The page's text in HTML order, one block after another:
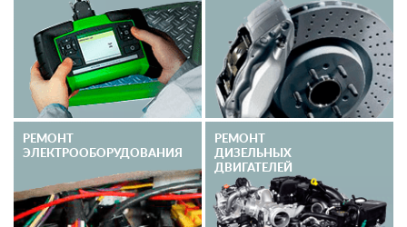
РЕМОНТ
ЭЛЕКТРО­ОБОРУДОВАНИЯ
РЕМОНТ
ДИЗЕЛЬНЫХ
ДВИГАТЕЛЕЙ